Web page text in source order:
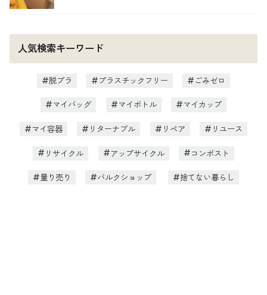
人気検索キーワード
脱プラ プラスチックフリー ごみゼロ
マイバッグ マイボトル マイカップ
マイ容器 リターナブル リペア リユース
リサイクル アップサイクル コンポスト
量り売り バルクショップ 捨てない暮らし